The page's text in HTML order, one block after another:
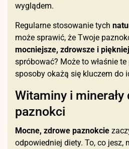
wyglądem.
Regularne stosowanie tych
może sprawić, że Twoje
mocniejsze, zdrowsze i
spróbować? Może to właśnie
sposoby okażą się kluczem do
Witaminy i
paznokci
Mocne, zdrowe paznokcie
odpowiedniej diety. To, co jesz,